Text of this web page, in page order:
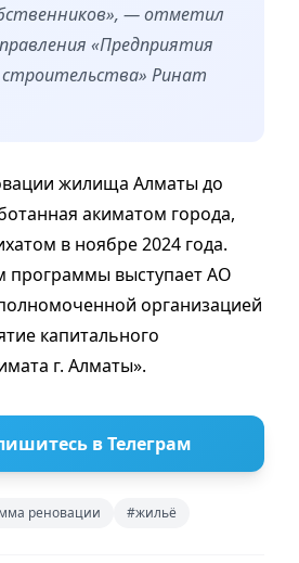
— отметил
«Предприятия
Ринат
жилища Алматы до
акиматом города,
в ноябре 2024 года.
программы выступает АО
организацией
капитального
г. Алматы».
в Телеграм
реновации #жильё